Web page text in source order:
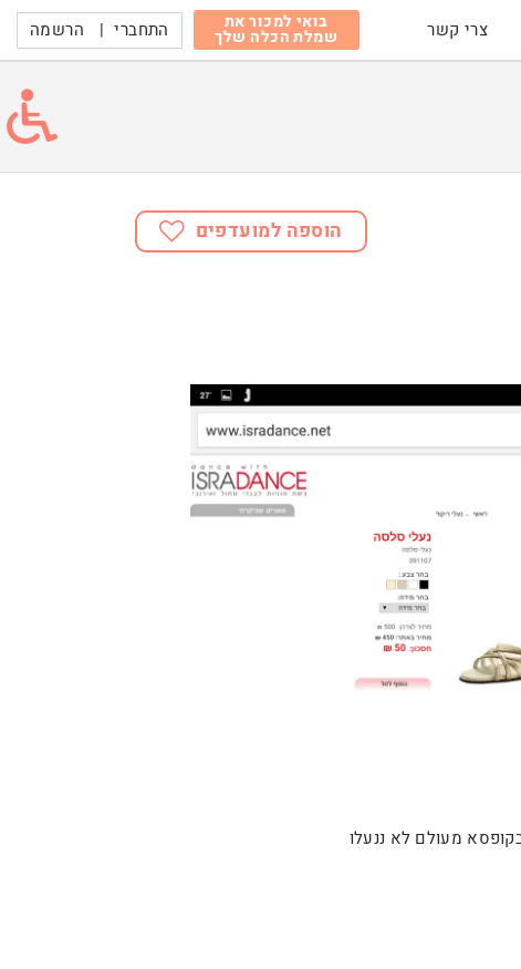
צרי קשר בואי למכור את
שמלת הכלה שלך התחברי | הרשמה
הוספה למועדפים